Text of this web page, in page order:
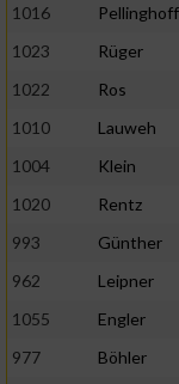
1016
Pellinghoff
1023
Rüger
1022
Ros
1010
Lauweh
1004
Klein
1020
Rentz
993
Günther
962
Leipner
1055
Engler
977
Böhler